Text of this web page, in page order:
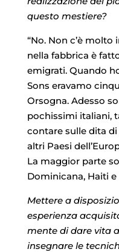
questo mestiere?
“No. Non c’è
nella fabbrica è
emigrati. Quando
Sons eravamo
Orsogna. Adesso
pochissimi italiani,
contare sulle dita
altri Paesi
La maggior parte
Dominicana, Haiti e
Mettere a
esperienza
mente di dare vita
insegnare le